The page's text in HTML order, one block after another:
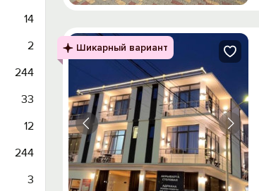
14
2
244
33
12
244
3
Шикарный вариант